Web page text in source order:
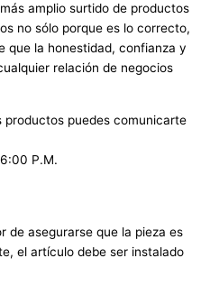
amplio surtido de productos
no sólo porque es lo correcto,
que la honestidad, confianza y
relación de negocios
productos puedes comunicarte
P.M.
de asegurarse que la pieza es
el artículo debe ser instalado